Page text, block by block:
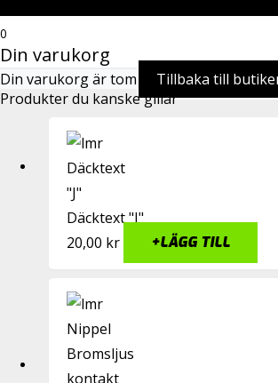
0
Din varukorg
Din varukorg är tom
Tillbaka till
Produkter du kanske gillar
Däcktext "J"
20,00 kr +LÄGG TILL